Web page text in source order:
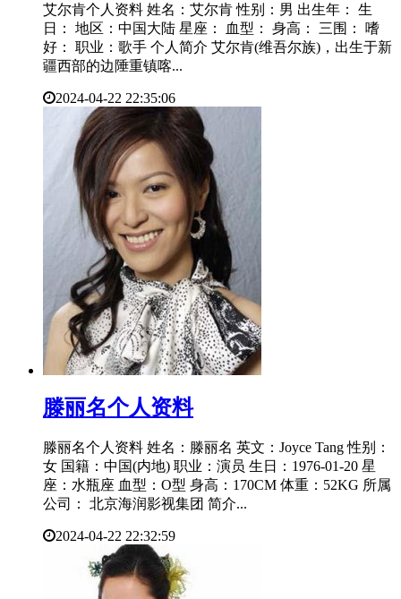
艾尔肯个人资料 姓名：艾尔肯 性别：男 出生年： 生
日： 地区：中国大陆 星座： 血型： 身高： 三围： 嗜
好： 职业：歌手 个人简介 艾尔肯(维吾尔族)，出生于新
疆西部的边陲重镇喀...
2024-04-22 22:35:06
​滕丽名个人资料
滕丽名个人资料 姓名：滕丽名 英文：Joyce Tang 性别：
女 国籍：中国(内地) 职业：演员 生日：1976-01-20 星
座：水瓶座 血型：O型 身高：170CM 体重：52KG 所属
公司： 北京海润影视集团 简介...
2024-04-22 22:32:59